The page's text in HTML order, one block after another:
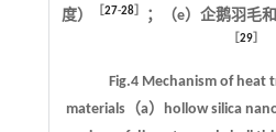
度）
27-28］ ；（e）企鹅羽毛
29］
Fig.4 Mechanism of heat
materials（a）hollow silica